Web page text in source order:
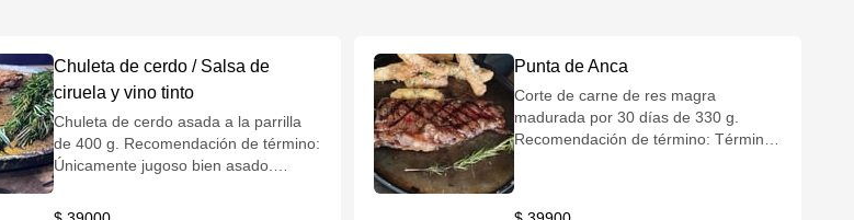
Chuleta de cerdo / Salsa de
ciruela y vino tinto
Chuleta de cerdo asada a la parrilla
de 400 g. Recomendación de término:
Únicamente jugoso bien asado.
elección, salsa de la casa y/o
Punta de Anca
Corte de carne de res magra
madurada por 30 días de 330 g.
Recomendación de término: Término